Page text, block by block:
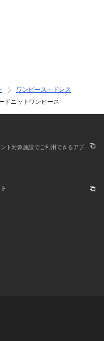
ワンピース・ドレス
ドニットワンピース
ト対象施設でご利用できるアプ